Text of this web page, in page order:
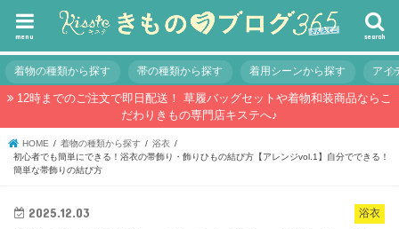
search
menu
着物の種類から探す 帯の種類から探す 着用シーンから探す アイ
12時までのご注文で即日配送！ 草履バッグセットや着物和装商品ならこ
だわりきもの専門店キステへ♪
HOME 着物の種類から探す
浴衣
初心者でも簡単にできる！浴衣の帯飾り・飾りひもの結び方【アレンジvol.1】自分でできる！
簡単な帯飾りの結び方
浴衣
2025.12.03